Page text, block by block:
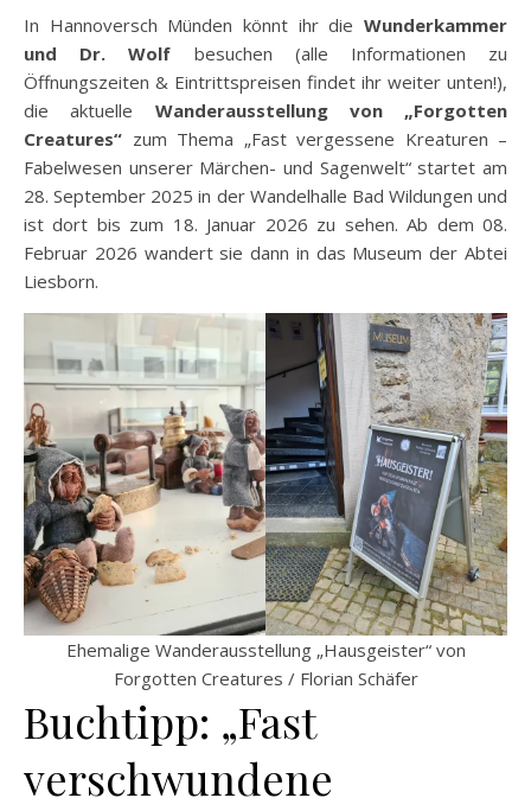
In Hannoversch Münden könnt ihr die Wunderkammer
und Dr. Wolf besuchen (alle Informationen zu
Öffnungszeiten & Eintrittspreisen findet ihr weiter unten!),
die aktuelle Wanderausstellung von „Forgotten
Creatures“ zum Thema „Fast vergessene Kreaturen –
Fabelwesen unserer Märchen- und Sagenwelt“ startet am
28. September 2025 in der Wandelhalle Bad Wildungen und
ist dort bis zum 18. Januar 2026 zu sehen. Ab dem 08.
Februar 2026 wandert sie dann in das Museum der Abtei
Liesborn.
Ehemalige Wanderausstellung „Hausgeister“ von
Forgotten Creatures / Florian Schäfer
Buchtipp: „Fast
verschwundene